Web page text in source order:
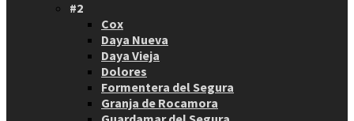
#2
Cox
Daya Nueva
Daya Vieja
Dolores
Formentera del Segura
Granja de Rocamora